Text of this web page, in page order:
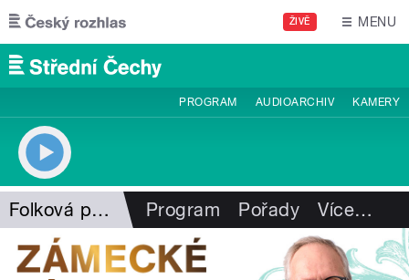
Přejít k hlavnímu obsahu
ŽIVĚ MENU
PROGRAM AUDIOARCHIV KAMERY
Folková pohlazení Program Pořady Více…